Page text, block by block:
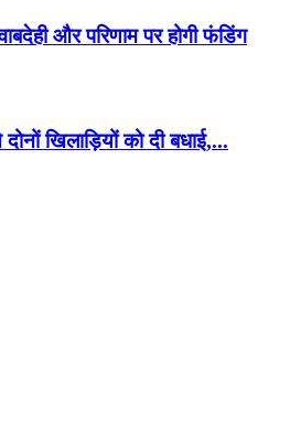
और परिणाम पर होगी फंडिंग
खिलाड़ियों को दी बधाई,...